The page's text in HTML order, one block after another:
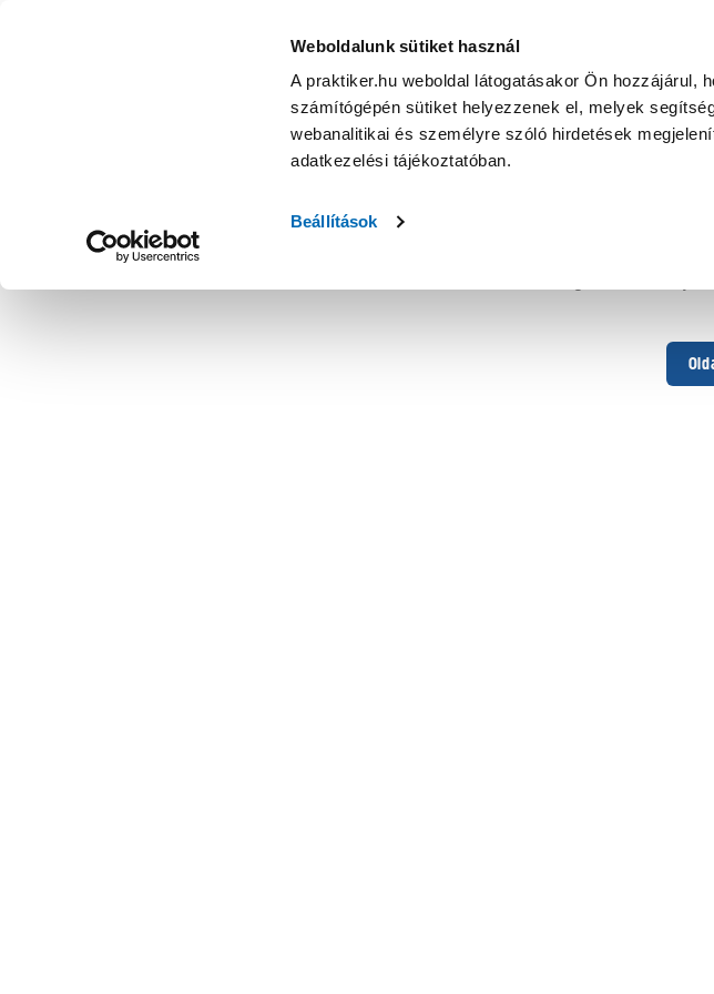
Weboldalunk sütiket használ
A praktiker.hu weboldal látogatásakor Ön hozzájárul,
számítógépén sütiket helyezzenek el, melyek
webanalitikai és személyre szóló hirdetések
adatkezelési tájékoztatóban.
Beállítások